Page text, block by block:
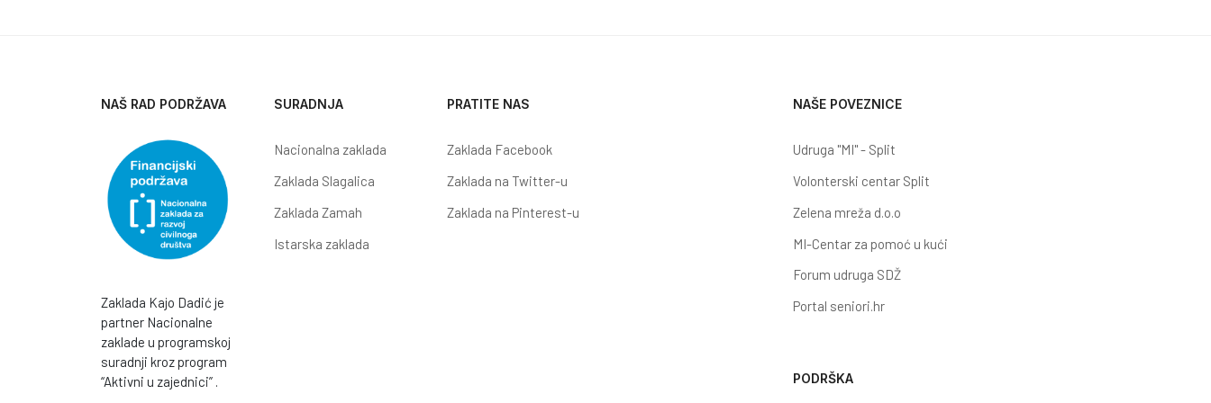
NAŠ RAD PODRŽAVA
Zaklada Kajo Dadić je
partner Nacionalne
zaklade u programskoj
suradnji kroz program
“Aktivni u zajednici” .
SURADNJA
Nacionalna zaklada
Zaklada Slagalica
Zaklada Zamah
Istarska zaklada
PRATITE NAS
Zaklada Facebook
Zaklada na Twitter-u
Zaklada na Pinterest-u
NAŠE POVEZNICE
Udruga "MI" - Split
Volonterski centar Split
Zelena mreža d.o.o
MI-Centar za pomoć u kući
Forum udruga SDŽ
Portal seniori.hr
PODRŠKA